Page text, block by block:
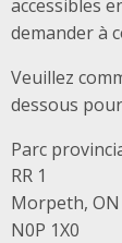
accessibles
demander à
Veuillez
dessous
Parc
Address
RR 1
Morpeth, ON
N0P 1X0